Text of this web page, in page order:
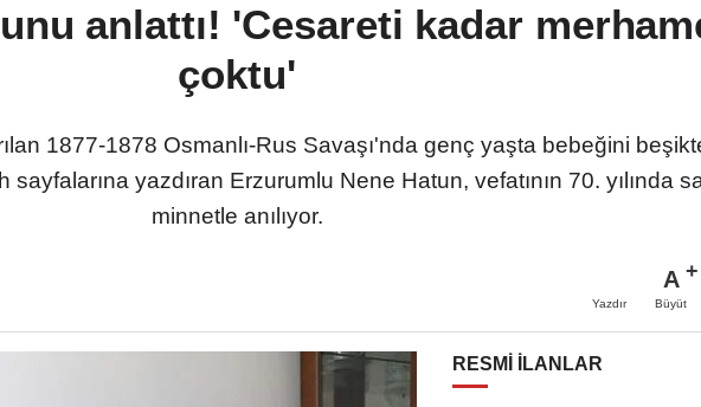
anlattı! 'Cesareti kadar
çoktu'
1877-1878 Osmanlı-Rus Savaşı'nda genç yaşta bebeğini
sayfalarına yazdıran Erzurumlu Nene Hatun, vefatının 70. yılında
minnetle anılıyor.
Yazdır
A
Büyüt
RESMİ İLANLAR